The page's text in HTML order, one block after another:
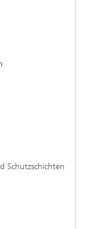
Schutzschichten